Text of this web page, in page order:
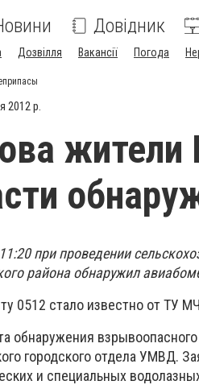
Довідник
Дозвілля Вакансії Погода
2012 р.
жители
при проведении
района обнаружил
0512 стало известно от ТУ
обнаружения
городского отдела УМВД.
и специальных